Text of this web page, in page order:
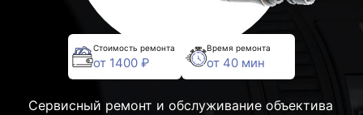
Стоимость ремонта
от 1400 ₽
Время ремонта
от 40 мин
Сервисный ремонт и обслуживание объектива